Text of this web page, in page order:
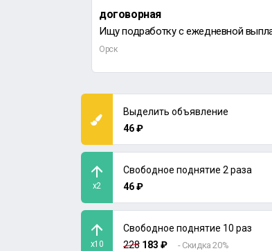
договорная
Орск
Выделить объявление
46 ₽
x2
Свободное поднятие 2 раза
46 ₽
x10
Свободное поднятие 10 раз
228 183 ₽ - Скидка 20%